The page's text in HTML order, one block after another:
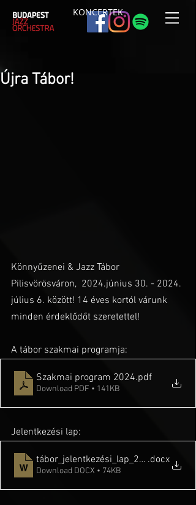
KONCERTEK
Újra Tábor!
Könnyűzenei & Jazz Tábor
Pilisvörösváron,  2024.június 30. - 2024.
július 6. között! 14 éves kortól várunk
minden érdeklődőt szeretettel!
A tábor szakmai programja:
Szakmai program 2024.pdf
Download PDF • 141KB
Jelentkezési lap:
tábor_jelentkezési_lap_2024..docx
Download DOCX • 74KB